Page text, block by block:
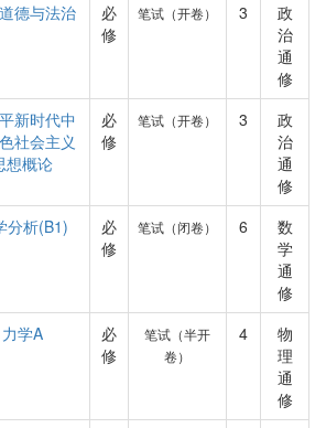
德与法治
必
修
笔试（开卷） 3
政
治
通
修
新时代中
社会主义
想概论
必
修
笔试（开卷） 3
政
治
通
修
分析(B1)
必
修
笔试（闭卷） 6
数
学
通
修
力学A
必
修
笔试（半开
卷）
4
物
理
通
修